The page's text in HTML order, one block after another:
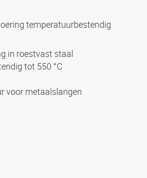
temperatuurbestendig
in roestvast staal
tot 550 °C
voor metaalslangen